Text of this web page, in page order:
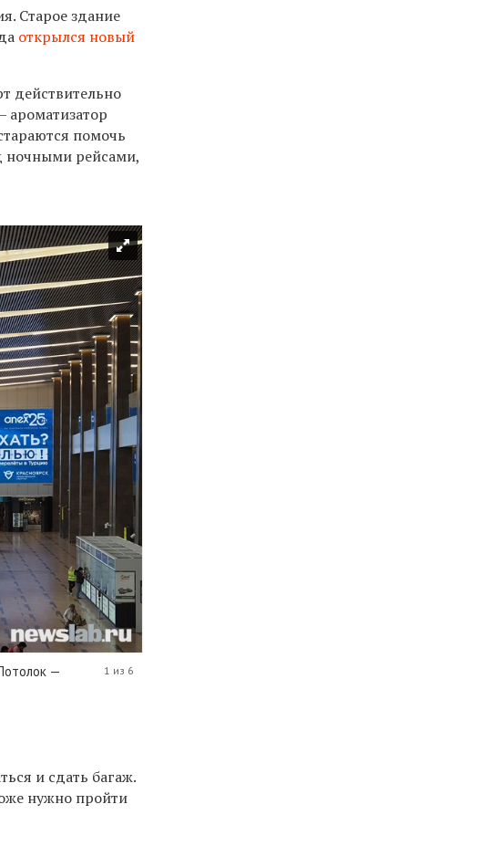
Старое здание
открылся новый
действительно
ароматизатор
помочь
ночными рейсами,
—
1 из 6
и сдать багаж.
нужно пройти